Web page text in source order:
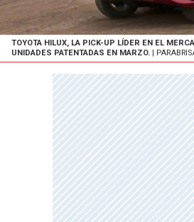
TOYOTA HILUX, LA PICK-UP LÍDER EN EL
UNIDADES PATENTADAS EN MARZO. |